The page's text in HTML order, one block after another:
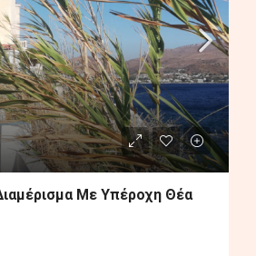
Με Υπέροχη Θέα